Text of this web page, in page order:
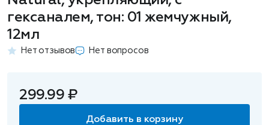
гексаналем, тон: 01 жемчужный,
12мл
Нет отзывов Нет вопросов
299.99 ₽
Добавить в корзину